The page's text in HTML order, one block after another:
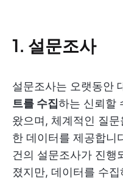
1. 설문조사
설문조사는 오랫동안
트를 수집하는 신뢰할
왔으며, 체계적인 질
한 데이터를 제공합니
건의 설문조사가 진행
졌지만, 데이터를 수